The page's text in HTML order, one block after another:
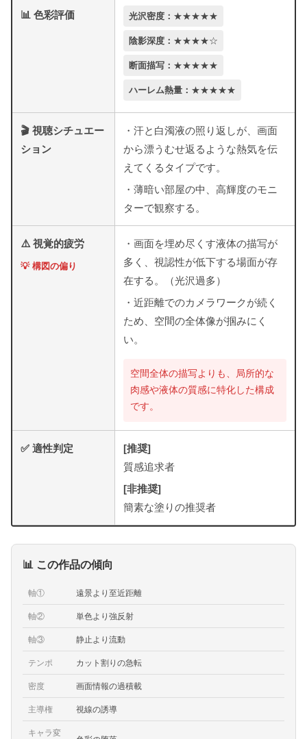
📊 色彩評価 光沢密度： ★★★★★
陰影深度： ★★★★☆
断面描写： ★★★★★
ハーレム熱量： ★★★★★
🎬 視聴シチュエー
ション
・汗と白濁液の照り返しが、画面
から漂うむせ返るような熱気を伝
えてくるタイプです。
・薄暗い部屋の中、高輝度のモニ
ターで観察する。
⚠️ 視覚的疲労
💡 構図の偏り
・画面を埋め尽くす液体の描写が
多く、視認性が低下する場面が存
在する。（光沢過多）
・近距離でのカメラワークが続く
ため、空間の全体像が掴みにく
い。
空間全体の描写よりも、局所的な
肉感や液体の質感に特化した構成
です。
✅ 適性判定
[推奨]
質感追求者
[非推奨]
簡素な塗りの推奨者
📊 この作品の傾向
軸① 遠景より至近距離
軸② 単色より強反射
軸③ 静止より流動
テンポ カット割りの急転
密度 画面情報の過積載
主導権 視線の誘導
キャラ変